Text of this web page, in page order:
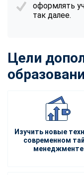
оформлять
так далее.
Цели
Изучить новые
современном
менеджменте